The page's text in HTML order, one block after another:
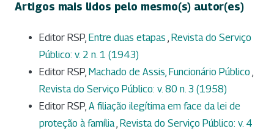
Artigos mais lidos pelo mesmo(s) autor(es)
Editor RSP, Entre duas etapas , Revista do Serviço
Público: v. 2 n. 1 (1943)
Editor RSP, Machado de Assis, Funcionário Público ,
Revista do Serviço Público: v. 80 n. 3 (1958)
Editor RSP, A filiação ilegítima em face da lei de
proteção à família, Revista do Serviço Público: v. 4